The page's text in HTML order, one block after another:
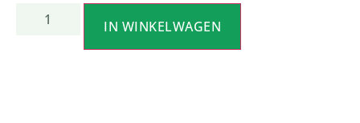
IN WINKELWAGEN